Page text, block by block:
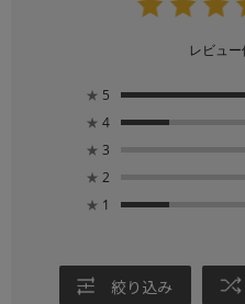
レビュー
★ 5
★ 4
★ 3
★ 2
★ 1
絞り込み